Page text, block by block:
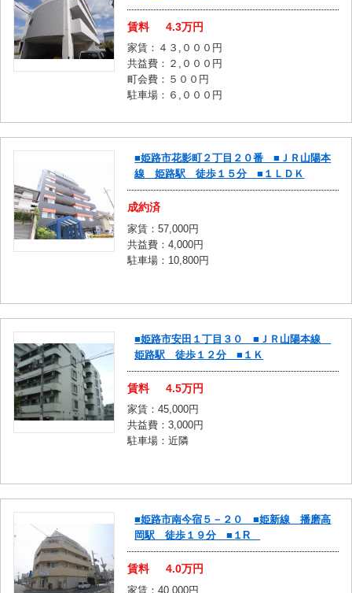
賃料 4.3万円
家賃：４３,０００円
共益費：２,０００円
町会費：５００円
駐車場：６,０００円
■姫路市花影町２丁目２０番 ■ＪＲ山陽本
線 姫路駅 徒歩１５分 ■１ＬＤＫ
成約済
家賃：57,000円
共益費：4,000円
駐車場：10,800円
■姫路市安田１丁目３０ ■ＪＲ山陽本線
姫路駅 徒歩１２分 ■１Ｋ
賃料 4.5万円
家賃：45,000円
共益費：3,000円
駐車場：近隣
■姫路市南今宿５－２０ ■姫新線 播磨高
岡駅 徒歩１９分 ■１R
賃料 4.0万円
家賃：40,000円